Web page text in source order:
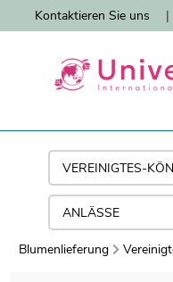
Kontaktieren Sie uns |
Blumenlieferung